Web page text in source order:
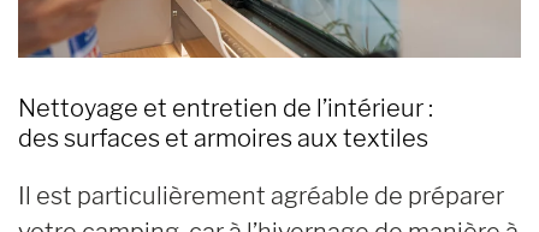
Nettoyage et entretien de l’intérieur :
des surfaces et armoires aux textiles
Il est particulièrement agréable de préparer